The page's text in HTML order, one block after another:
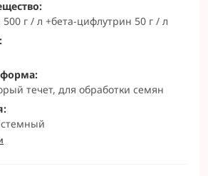
г / л +бета-цифлутрин 50 г / л
форма:
течет, для обработки семян